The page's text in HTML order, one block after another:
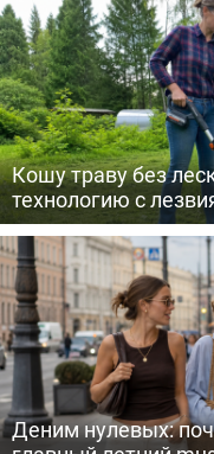
Кошу траву без
технологию с
Деним нулевых: